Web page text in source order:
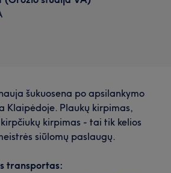
šukuosena po apsilankymo
Klaipėdoje. Plaukų kirpimas,
kirpimas - tai tik kelios
siūlomų paslaugų.
transportas: